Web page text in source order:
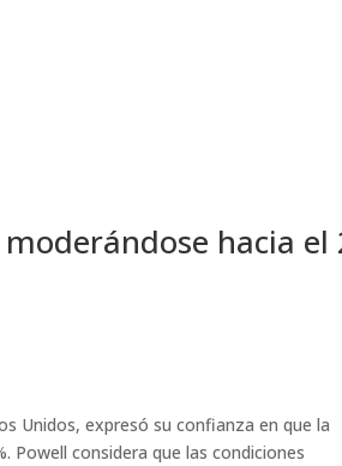
hacia
Unidos, expresó su confianza en que la
Powell considera que las condiciones